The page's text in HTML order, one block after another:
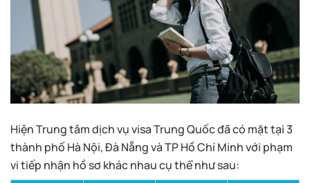
Hiện Trung tâm dịch vụ visa Trung Quốc đã có mặt tại 3
thành phố Hà Nội, Đà Nẵng và TP Hồ Chí Minh với phạm
vi tiếp nhận hồ sơ khác nhau cụ thể như sau: